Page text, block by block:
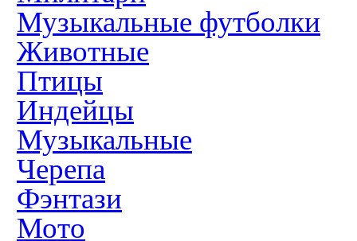
Музыкальные футболки
Животные
Птицы
Индейцы
Музыкальные
Черепа
Фэнтази
Мото